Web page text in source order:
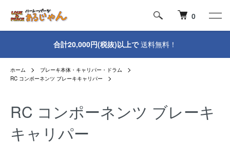
0
合計20,000円(税抜)以上で送料無料！
ホーム
ブレーキ本体・キャリパー・ドラム
RC コンポーネンツ ブレーキキャリパー
RC コンポーネンツ ブレーキ
キャリパー